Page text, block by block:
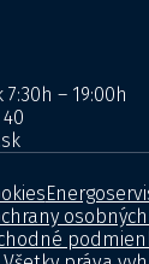
– 19:00h